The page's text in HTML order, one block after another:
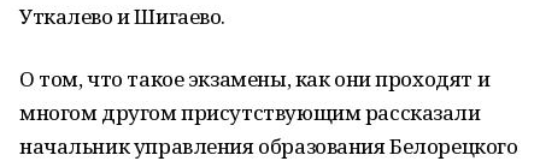
Уткалево и Шигаево.
О том, что такое экзамены, как они проходят и
многом другом присутствующим рассказали
начальник управления образования Белорецкого